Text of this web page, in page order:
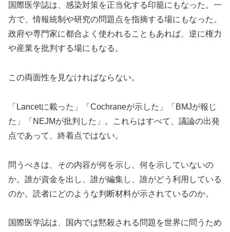
国際医学誌は、感染対策を正当化する印籠にもなった。一
方で、情報統制や研究の問題点を指摘する場にもなった。
政府や専門家に都合よく使われることもあれば、逆に権力
や産業を批判する場にもなる。
この両面性を見なければならない。
「Lancetに載った」「Cochraneが示した」「BMJが報じ
た」「NEJMが批判した」。これらはすべて、議論の出発
点であって、終着点ではない。
問うべきは、その内容が何を示し、何を示していないの
か。誰が資金を出し、誰が編集し、誰がどう利用している
のか。読者にどのような判断材料が示されているのか。
国際医学誌は、国内では黙殺される問題を世界に問うため